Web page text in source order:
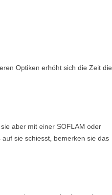
Optiken erhöht sich die Zeit die
aber mit einer SOFLAM oder
sie schiesst, bemerken sie das